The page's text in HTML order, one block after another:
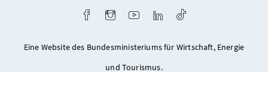
FacebookInstagramYoutube LinkedIn
Eine Website des Bundesministeriums für Wirtschaft, Energie
und Tourismus.